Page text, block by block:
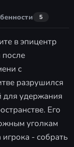
5
в эпицентр
с
разрушился
для удержания
Его
уголкам
игрока - собрать